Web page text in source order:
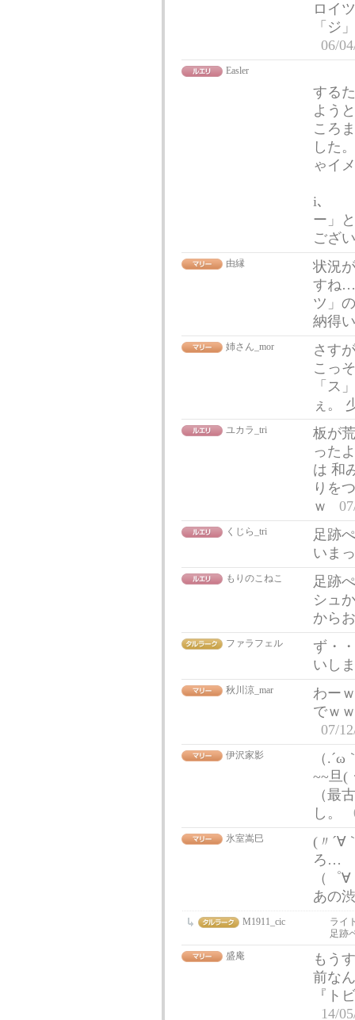
ロイ
「ジ
06/
Easler
す
よう
ころ
し
ゃイ
i､ゝ
ー」
ござ
由縁
状況
すね…
ツ」
納得
姉さん_mor
さす
こっ
「ス
ぇ。
ユカラ_tri
板が
った
は 和
りを
ｗ
くじら_tri
足跡
いま
もりのこねこ
足
シュ
から
ファラフェル
ず・
いし
秋川涼_mar
わー
でｗ
07/
伊沢家影
（
~~旦(
（最
し。
氷室嵩巳
(〃´∀
ろ…
（゜
あの
M1911_cic
ライ
足跡
盛庵
もう
前な
『ト
14/